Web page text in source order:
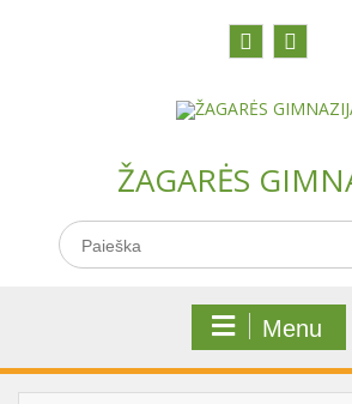
ŽAGARĖS
Search
for:
Menu